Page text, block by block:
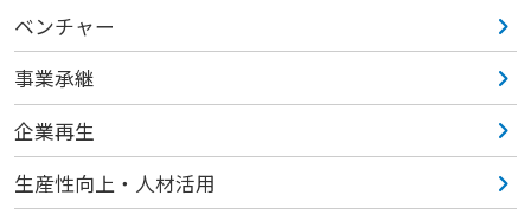
ベンチャー
事業承継
企業再生
生産性向上・人材活用